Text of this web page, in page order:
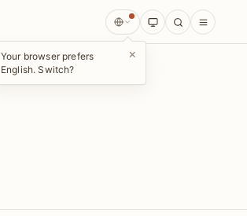
Your browser prefers
English. Switch?
×